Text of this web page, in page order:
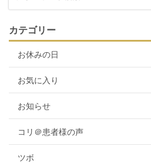
カテゴリー
お休みの日
お気に入り
お知らせ
コリ＠患者様の声
ツボ